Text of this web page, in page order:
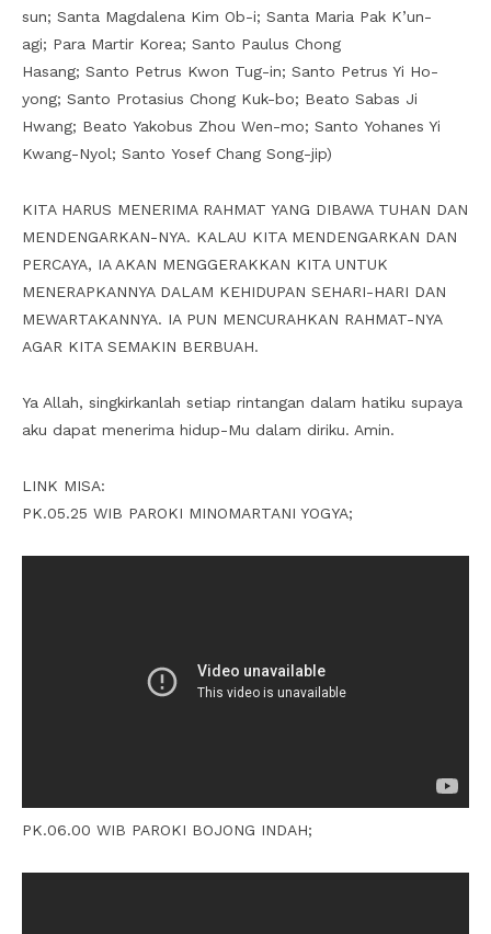
sun; Santa Magdalena Kim Ob-i; Santa Maria Pak K’un-
agi; Para Martir Korea; Santo Paulus Chong
Hasang; Santo Petrus Kwon Tug-in; Santo Petrus Yi Ho-
yong; Santo Protasius Chong Kuk-bo; Beato Sabas Ji
Hwang; Beato Yakobus Zhou Wen-mo; Santo Yohanes Yi
Kwang-Nyol; Santo Yosef Chang Song-jip)
KITA HARUS MENERIMA RAHMAT YANG DIBAWA TUHAN DAN
MENDENGARKAN-NYA. KALAU KITA MENDENGARKAN DAN
PERCAYA, IA AKAN MENGGERAKKAN KITA UNTUK
MENERAPKANNYA DALAM KEHIDUPAN SEHARI-HARI DAN
MEWARTAKANNYA. IA PUN MENCURAHKAN RAHMAT-NYA
AGAR KITA SEMAKIN BERBUAH.
Ya Allah, singkirkanlah setiap rintangan dalam hatiku supaya
aku dapat menerima hidup-Mu dalam diriku. Amin.
LINK MISA:
PK.05.25 WIB PAROKI MINOMARTANI YOGYA;
PK.06.00 WIB PAROKI BOJONG INDAH;